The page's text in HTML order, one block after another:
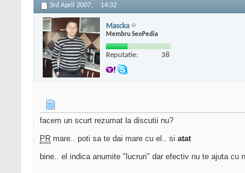
3rd April 2007, 14:32
Mascka
Membru SeoPedia
Reputatie: 38
facem un scurt rezumat la discutii nu?
PR mare.. poti sa te dai mare cu el.. si atat
bine.. el indica anumite "lucruri" dar efectiv nu te ajuta